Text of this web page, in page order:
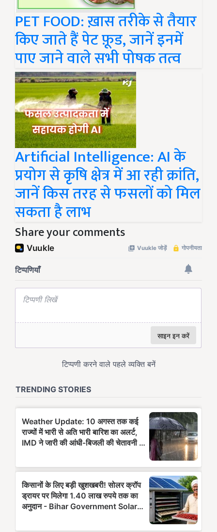
PET FOOD: ख़ास तरीके से तैयार
किए जाते हैं पेट फ़ूड, जानें इनमें
पाए जाने वाले सभी पोषक तत्व
Artificial Intelligence: AI के
प्रयोग से कृषि क्षेत्र में आ रही क्रांति,
जानें किस तरह से फसलों को मिल
सकता है लाभ
Share your comments